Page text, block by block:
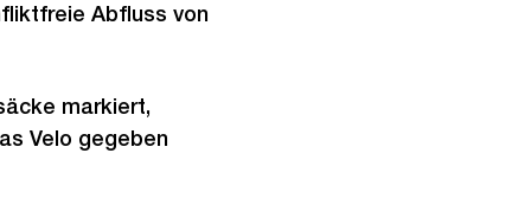
Abfluss von
markiert,
Velo gegeben